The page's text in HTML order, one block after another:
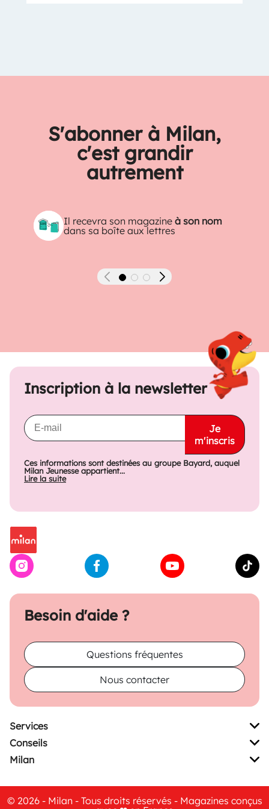
S'abonner à Milan,
c'est grandir
autrement
Il recevra son magazineà son nom
dans sa boîte aux lettres
Précédent Suivant
Besoin d'aide ?
Questions fréquentes
Nous contacter
Inscription à la newsletter
Je
m'inscris
Ces informations sont destinées au groupe Bayard, auquel
Milan Jeunesse appartient...
Lire la suite
Services
Conseils
Milan
© 2026 - Milan - Tous droits réservés - Magazines conçus